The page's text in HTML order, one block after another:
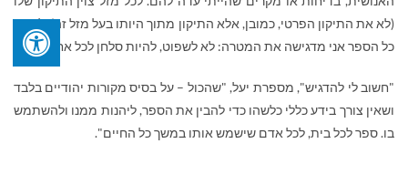
(לא את התיקון הפרטי, כמובן, אלא התיקון מתוך היותו בעל מזל זה). לאורך
כל הספר אני מדגישה את המטרה: לא לשפוט, להיות סלחן לכל אחד".
"חשוב לי להדגיש", מספרת יעל, "שהכול – על בסיס מקורות יהודיים בלבד
ושאין צורך בידע כללי כלשהו כדי להבין את הספר, ליהנות ממנו ולהשתמש
בו. ספר לכל בית, לכל אדם שישמש אותו במשך כל החיים".